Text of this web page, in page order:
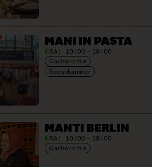
MANI IN PASTA
SA: 10:00 – 18:00
Gastronomie
Speisekammer
MANTI BERLIN
SA: 10:00 – 18:00
Gastronomie